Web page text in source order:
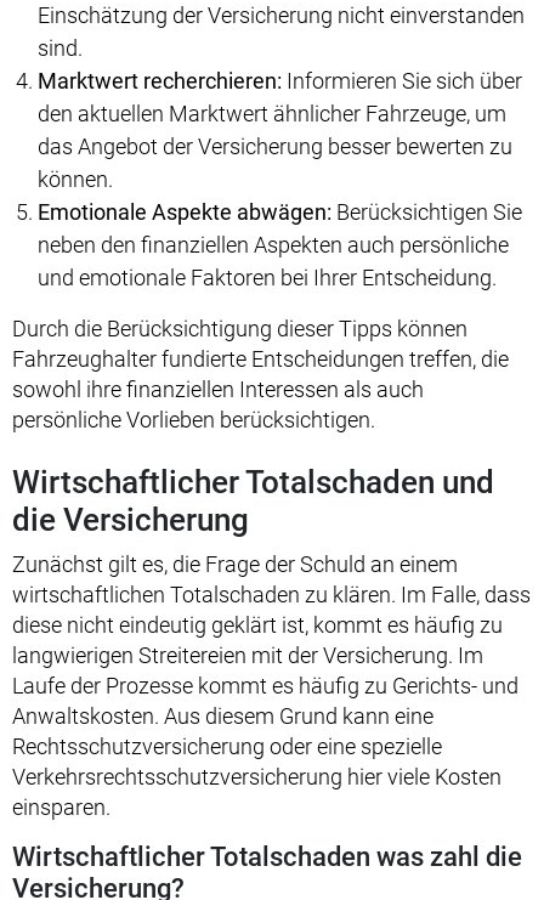
Einschätzung der Versicherung nicht einverstanden
sind.
Marktwert recherchieren: Informieren Sie sich über
den aktuellen Marktwert ähnlicher Fahrzeuge, um
das Angebot der Versicherung besser bewerten zu
können.
Emotionale Aspekte abwägen: Berücksichtigen Sie
neben den finanziellen Aspekten auch persönliche
und emotionale Faktoren bei Ihrer Entscheidung.
Durch die Berücksichtigung dieser Tipps können
Fahrzeughalter fundierte Entscheidungen treffen, die
sowohl ihre finanziellen Interessen als auch
persönliche Vorlieben berücksichtigen.
Wirtschaftlicher Totalschaden und
die Versicherung
Zunächst gilt es, die Frage der Schuld an einem
wirtschaftlichen Totalschaden zu klären. Im Falle, dass
diese nicht eindeutig geklärt ist, kommt es häufig zu
langwierigen Streitereien mit der Versicherung. Im
Laufe der Prozesse kommt es häufig zu Gerichts- und
Anwaltskosten. Aus diesem Grund kann eine
Rechtsschutzversicherung oder eine spezielle
Verkehrsrechtsschutzversicherung hier viele Kosten
einsparen.
Wirtschaftlicher Totalschaden was zahl die
Versicherung?